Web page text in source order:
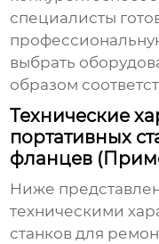
специалисты
выбрать
образом
Технические
портативных
фланцев
Ниже
техническими
станков для